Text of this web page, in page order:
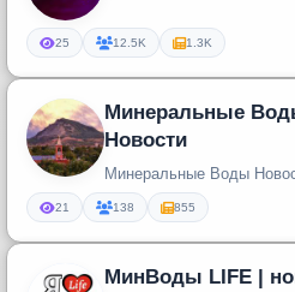
25 12.5K 1.3K
Минеральные
Новости
Минеральные Воды
21 138 855
МинВоды LIFE |